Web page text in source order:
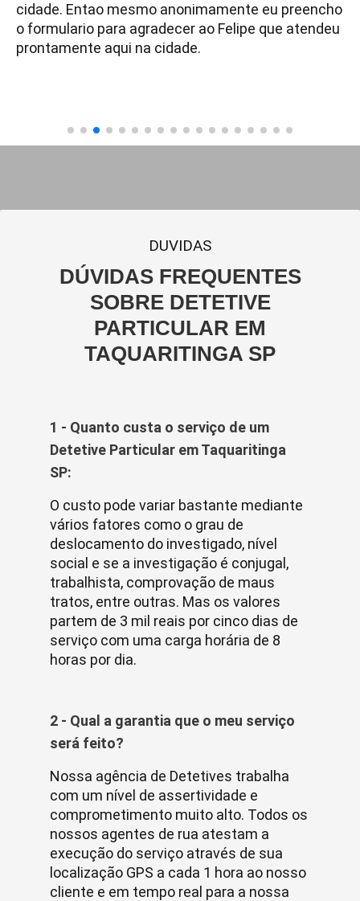
cidade. Entao mesmo anonimamente eu preencho
o formulario para agradecer ao Felipe que atendeu
prontamente aqui na cidade.
DUVIDAS
DÚVIDAS FREQUENTES
SOBRE DETETIVE
PARTICULAR EM
TAQUARITINGA SP
1 - Quanto custa o serviço de um
Detetive Particular em Taquaritinga
SP:
O custo pode variar bastante mediante
vários fatores como o grau de
deslocamento do investigado, nível
social e se a investigação é conjugal,
trabalhista, comprovação de maus
tratos, entre outras. Mas os valores
partem de 3 mil reais por cinco dias de
serviço com uma carga horária de 8
horas por dia.
2 - Qual a garantia que o meu serviço
será feito?
Nossa agência de Detetives trabalha
com um nível de assertividade e
comprometimento muito alto. Todos os
nossos agentes de rua atestam a
execução do serviço através de sua
localização GPS a cada 1 hora ao nosso
cliente e em tempo real para a nossa